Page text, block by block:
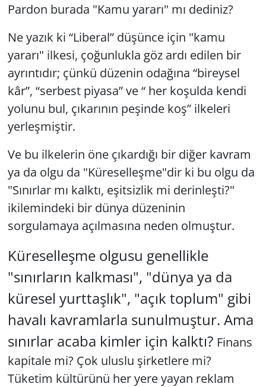
Pardon burada "Kamu yararı" mı dediniz?
Ne yazık ki “Liberal” düşünce için "kamu
yararı" ilkesi, çoğunlukla göz ardı edilen bir
ayrıntıdır; çünkü düzenin odağına “bireysel
kâr”, “serbest piyasa” ve “ her koşulda kendi
yolunu bul, çıkarının peşinde koş” ilkeleri
yerleşmiştir.
Ve bu ilkelerin öne çıkardığı bir diğer kavram
ya da olgu da "Küreselleşme"dir ki bu olgu da
"Sınırlar mı kalktı, eşitsizlik mi derinleşti?"
ikilemindeki bir dünya düzeninin
sorgulamaya açılmasına neden olmuştur.
Küreselleşme olgusu genellikle
"sınırların kalkması", "dünya ya da
küresel yurttaşlık", "açık toplum" gibi
havalı kavramlarla sunulmuştur. Ama
sınırlar acaba kimler için kalktı? Finans
kapitale mi? Çok uluslu şirketlere mi?
Tüketim kültürünü her yere yayan reklam